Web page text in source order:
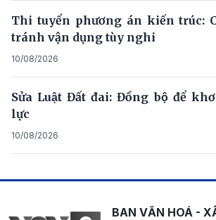
Thi tuyển phương án kiến trúc:
tránh vận dụng tùy nghi
10/08/2026
Sửa Luật Đất đai: Đồng bộ để
lực
10/08/2026
BAN VĂN HOÁ -